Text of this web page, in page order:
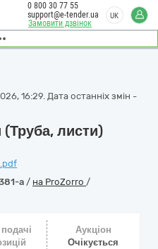
Замовити дзвінок
0 800 30 77 55
support@e-tender.ua
UK
16:29. Дата останніх змін -
листи)
a / на ProZorro /
Аукціон
Очікується